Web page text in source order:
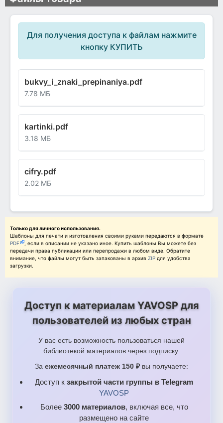
Для получения доступа к файлам нажмите
кнопку КУПИТЬ
bukvy_i_znaki_prepinaniya.pdf
7.78 МБ
kartinki.pdf
3.18 МБ
cifry.pdf
2.02 МБ
Только для личного использования.
Шаблоны для печати и изготовления своими руками передаются в формате
PDF
, если в описании не указано иное. Купить шаблоны Вы можете без
передачи права публикации или перепродажи в любом виде. Обратите
внимание, что файлы могут быть запакованы в архив ZIP для удобства
загрузки.
Доступ к материалам YAVOSP для
пользователей из любых стран
У вас есть возможность пользоваться нашей
библиотекой материалов через подписку.
За ежемесячный платеж 150 ₽ вы получаете:
Доступ к закрытой части группы в Telegram
YAVOSP
Более 3000 материалов, включая все, что
размещено на сайте